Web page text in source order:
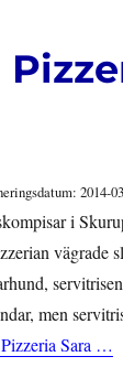
2014-
i
vägrade
men
Sara …